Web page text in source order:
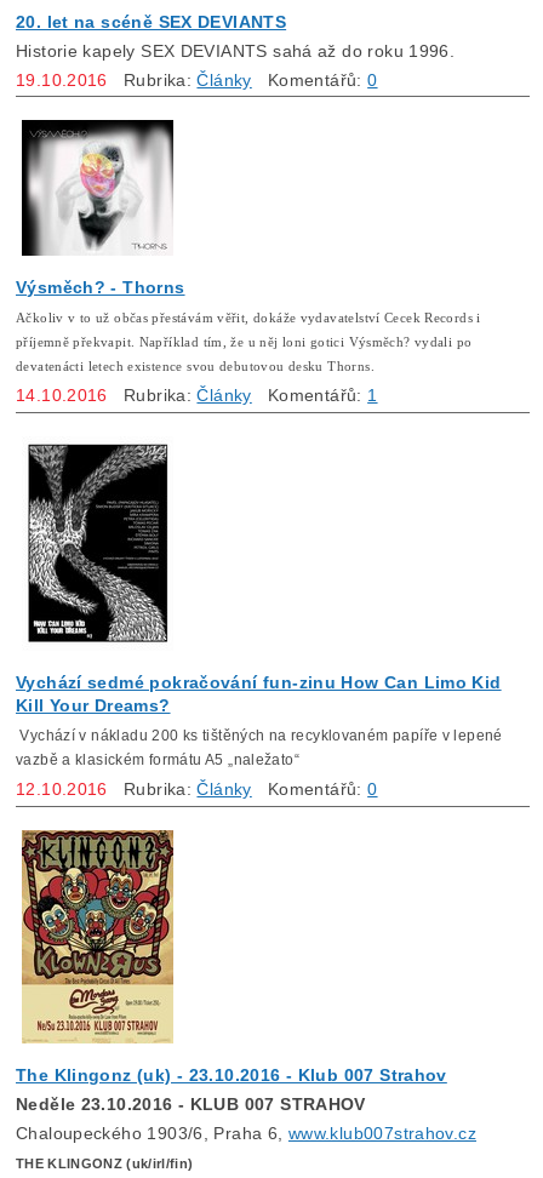
20. let na scéně SEX DEVIANTS
Historie kapely SEX DEVIANTS sahá až do roku 1996.
19.10.2016
Rubrika:Články Komentářů:0
Výsměch? - Thorns
Ačkoliv v to už občas přestávám věřit, dokáže vydavatelství Cecek Records i
příjemně překvapit. Například tím, že u něj loni gotici Výsměch? vydali po
devatenácti letech existence svou debutovou desku Thorns.
14.10.2016 Rubrika:Články Komentářů: 1
Vychází sedmé pokračování fun-zinu How Can Limo Kid
Kill Your Dreams?
Vychází v nákladu 200 ks tištěných na recyklovaném papíře v lepené
vazbě a klasickém formátu A5 „naležato“
12.10.2016 Rubrika:Články Komentářů:0
The Klingonz (uk) - 23.10.2016 - Klub 007 Strahov
Neděle 23.10.2016 - KLUB 007 STRAHOV
Chaloupeckého 1903/6, Praha 6, www.klub007strahov.cz
THE KLINGONZ (uk/irl/fin)